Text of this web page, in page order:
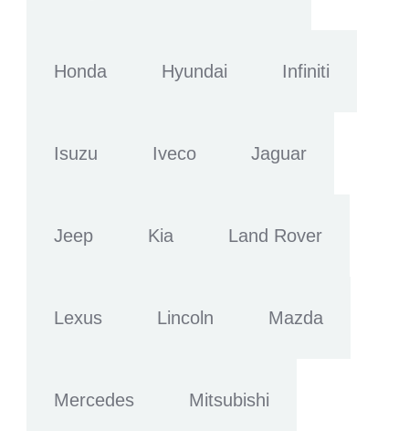
Honda Hyundai Infiniti
Isuzu Iveco Jaguar
Jeep Kia Land Rover
Lexus Lincoln Mazda
Mercedes Mitsubishi